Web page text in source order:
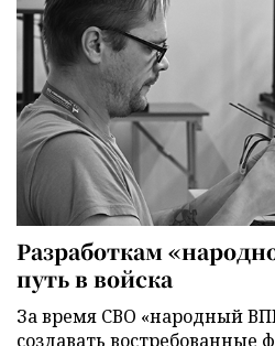
Разработкам
путь в войска
За время СВО «народный
создавать востребованные